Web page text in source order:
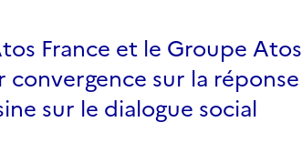
France et le Groupe Atos
sur la réponse
sur le dialogue social